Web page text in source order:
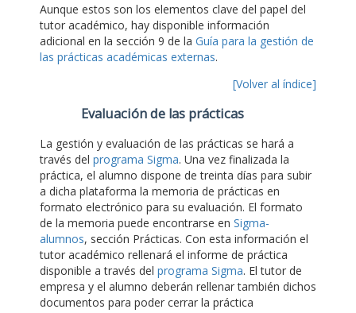
Aunque estos son los elementos clave del papel del
tutor académico, hay disponible información
adicional en la sección 9 de la Guía para la gestión de
las prácticas académicas externas.
[Volver al índice]
Evaluación de las prácticas
La gestión y evaluación de las prácticas se hará a
través del programa Sigma. Una vez finalizada la
práctica, el alumno dispone de treinta días para subir
a dicha plataforma la memoria de prácticas en
formato electrónico para su evaluación. El formato
de la memoria puede encontrarse en Sigma-
alumnos, sección Prácticas. Con esta información el
tutor académico rellenará el informe de práctica
disponible a través del programa Sigma. El tutor de
empresa y el alumno deberán rellenar también dichos
documentos para poder cerrar la práctica